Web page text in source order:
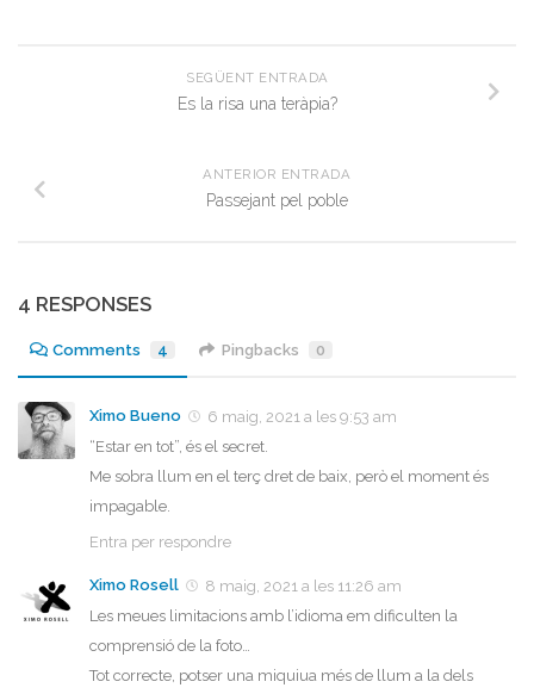
SEGÜENT ENTRADA
Es la risa una teràpia?
ANTERIOR ENTRADA
Passejant pel poble
4 RESPONSES
Comments 4 Pingbacks 0
Ximo Bueno
6 maig, 2021 a les 9:53 am
“Estar en tot”, és el secret.
Me sobra llum en el terç dret de baix, però el moment és
impagable.
Entra per respondre
Ximo Rosell
8 maig, 2021 a les 11:26 am
Les meues limitacions amb l’idioma em dificulten la
comprensió de la foto…
Tot correcte, potser una miquiua més de llum a la dels